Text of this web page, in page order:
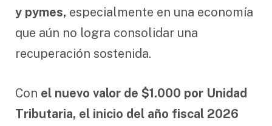
y pymes, especialmente en una economía
que aún no logra consolidar una
recuperación sostenida.
Con el nuevo valor de $1.000 por Unidad
Tributaria, el inicio del año fiscal 2026